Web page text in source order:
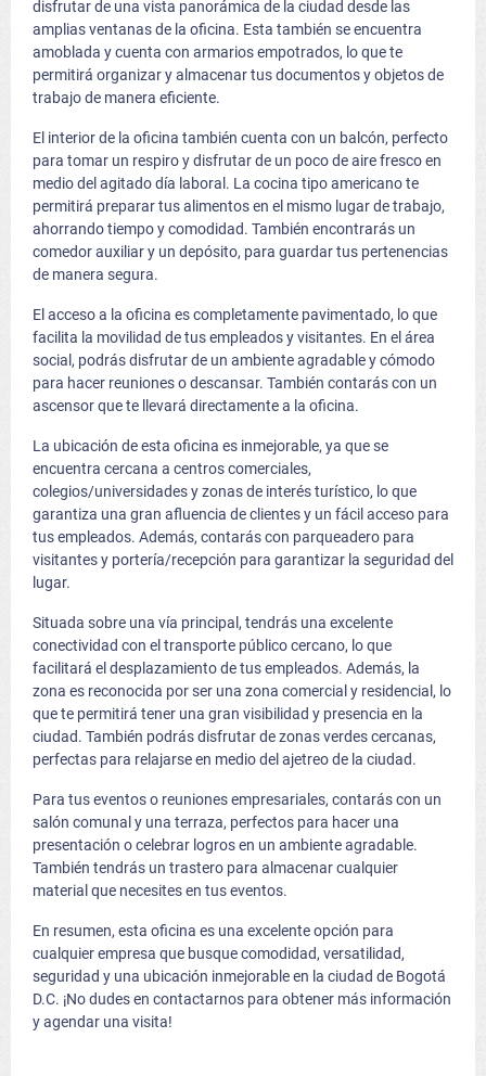
disfrutar de una vista panorámica de la ciudad desde las
amplias ventanas de la oficina. Esta también se encuentra
amoblada y cuenta con armarios empotrados, lo que te
permitirá organizar y almacenar tus documentos y objetos de
trabajo de manera eficiente.
El interior de la oficina también cuenta con un balcón, perfecto
para tomar un respiro y disfrutar de un poco de aire fresco en
medio del agitado día laboral. La cocina tipo americano te
permitirá preparar tus alimentos en el mismo lugar de trabajo,
ahorrando tiempo y comodidad. También encontrarás un
comedor auxiliar y un depósito, para guardar tus pertenencias
de manera segura.
El acceso a la oficina es completamente pavimentado, lo que
facilita la movilidad de tus empleados y visitantes. En el área
social, podrás disfrutar de un ambiente agradable y cómodo
para hacer reuniones o descansar. También contarás con un
ascensor que te llevará directamente a la oficina.
La ubicación de esta oficina es inmejorable, ya que se
encuentra cercana a centros comerciales,
colegios/universidades y zonas de interés turístico, lo que
garantiza una gran afluencia de clientes y un fácil acceso para
tus empleados. Además, contarás con parqueadero para
visitantes y portería/recepción para garantizar la seguridad del
lugar.
Situada sobre una vía principal, tendrás una excelente
conectividad con el transporte público cercano, lo que
facilitará el desplazamiento de tus empleados. Además, la
zona es reconocida por ser una zona comercial y residencial, lo
que te permitirá tener una gran visibilidad y presencia en la
ciudad. También podrás disfrutar de zonas verdes cercanas,
perfectas para relajarse en medio del ajetreo de la ciudad.
Para tus eventos o reuniones empresariales, contarás con un
salón comunal y una terraza, perfectos para hacer una
presentación o celebrar logros en un ambiente agradable.
También tendrás un trastero para almacenar cualquier
material que necesites en tus eventos.
En resumen, esta oficina es una excelente opción para
cualquier empresa que busque comodidad, versatilidad,
seguridad y una ubicación inmejorable en la ciudad de Bogotá
D.C. ¡No dudes en contactarnos para obtener más información
y agendar una visita!